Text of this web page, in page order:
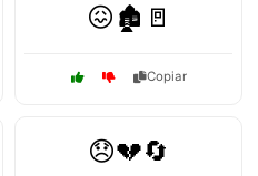
😖🏚️🚪
Copiar
😞💔🔄